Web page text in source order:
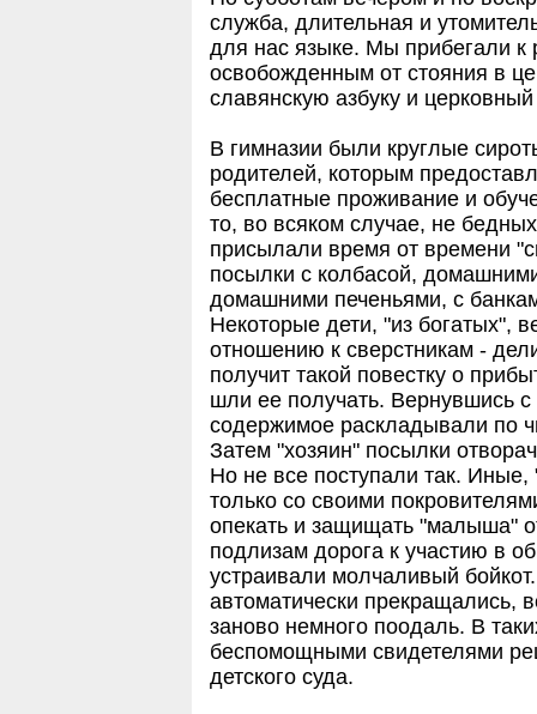
служба, длительная и
для нас языке. Мы прибегали
освобожденным от стояния в
славянскую азбуку и
В гимназии были круглые
родителей, которым
бесплатные проживание и
то, во всяком случае, не
присылали время от времени
посылки с колбасой,
домашними печеньями, с
Некоторые дети, "из богатых",
отношению к сверстникам -
получит такой повестку о
шли ее получать. Вернувшись
содержимое раскладывали по
Затем "хозяин" посылки
Но не все поступали так.
только со своими
опекать и защищать "малыша"
подлизам дорога к участию в
устраивали молчаливый
автоматически прекращались,
заново немного поодаль. В
беспомощными свидетелями
детского суда.